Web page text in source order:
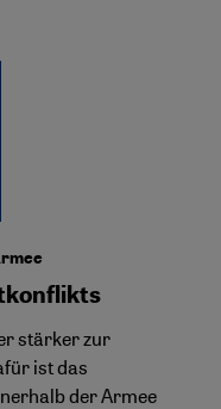
stärker zur
ist das
der Armee